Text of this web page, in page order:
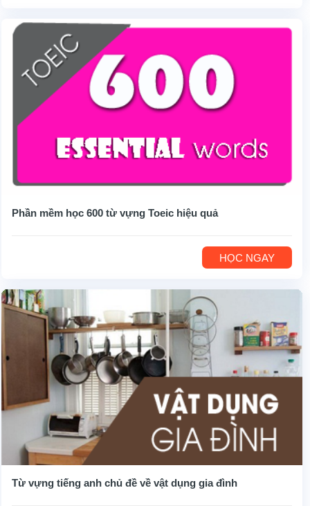
Phần mềm học 600 từ vựng Toeic hiệu quả
HỌC NGAY
Từ vựng tiếng anh chủ đề về vật dụng gia đình